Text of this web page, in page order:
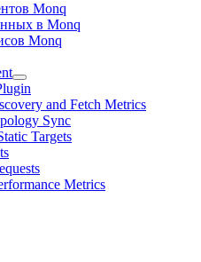
Monq
в Monq
Monq
and Fetch Metrics
Sync
Targets
Metrics